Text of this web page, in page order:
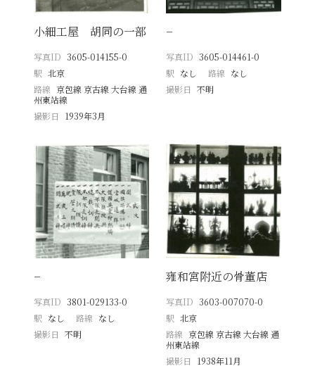
小細工屋 胡同の一部
写真ID 3605-014155-0
駅 北京
路線 京包線 京古線 大台線 通
州東站線
撮影日
1939年3月
−
写真ID 3605-014461-0
駅 なし 路線 なし
撮影日 不明
−
写真ID 3801-029133-0
駅 なし 路線 なし
撮影日
不明
雍和宮附近の骨董店
写真ID 3603-007070-0
駅 北京
路線 京包線 京古線 大台線 通
州東站線
撮影日
1938年11月